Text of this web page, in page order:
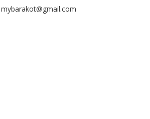
mybarakot@gmail.com